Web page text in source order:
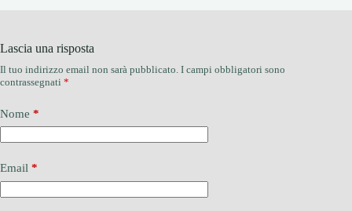
Lascia una risposta
Il tuo indirizzo email non sarà pubblicato. I campi obbligatori sono
contrassegnati *
Nome *
Email *